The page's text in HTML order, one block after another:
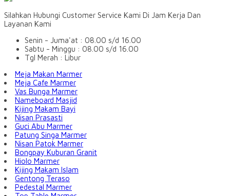
Silahkan Hubungi Customer Service Kami Di Jam Kerja Dan
Layanan Kami
Senin - Juma'at : 08.00 s/d 16.00
Sabtu - Minggu : 08.00 s/d 16.00
Tgl Merah : Libur
Meja Makan Marmer
Meja Cafe Marmer
Vas Bunga Marmer
Nameboard Masjid
Kijing Makam Bayi
Nisan Prasasti
Guci Abu Marmer
Patung Singa Marmer
Nisan Patok Marmer
Bongpay Kuburan Granit
Hiolo Marmer
Kijing Makam Islam
Gentong Teraso
Pedestal Marmer